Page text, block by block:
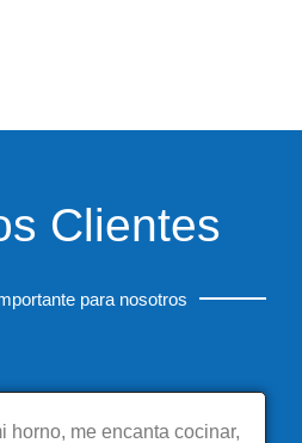
Clientes
para nosotros
horno, me encanta cocinar,